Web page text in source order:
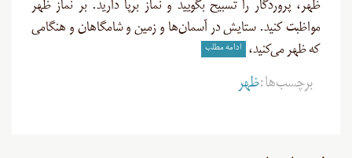
ظهر، پروردگار را تسبیح بگویید و نماز برپا دارید. بر نماز ظهر
مواظبت کنید. ستایش در آسمان‌ها و زمین و شامگاهان و هنگامی
که ظهر می‌کنید،
ادامه مطلب
برچسب‌ها:ظهر